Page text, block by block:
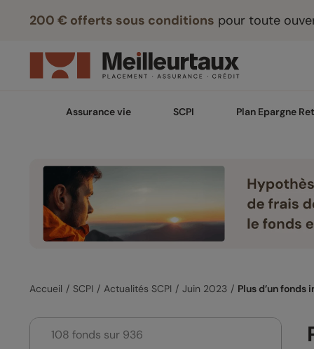
200 € offerts sous conditions pour toute
Assurance vie SCPI Plan Epargne
Accueil SCPI Actualités SCPI Juin 2023 Plus d’un
108 fonds sur 936